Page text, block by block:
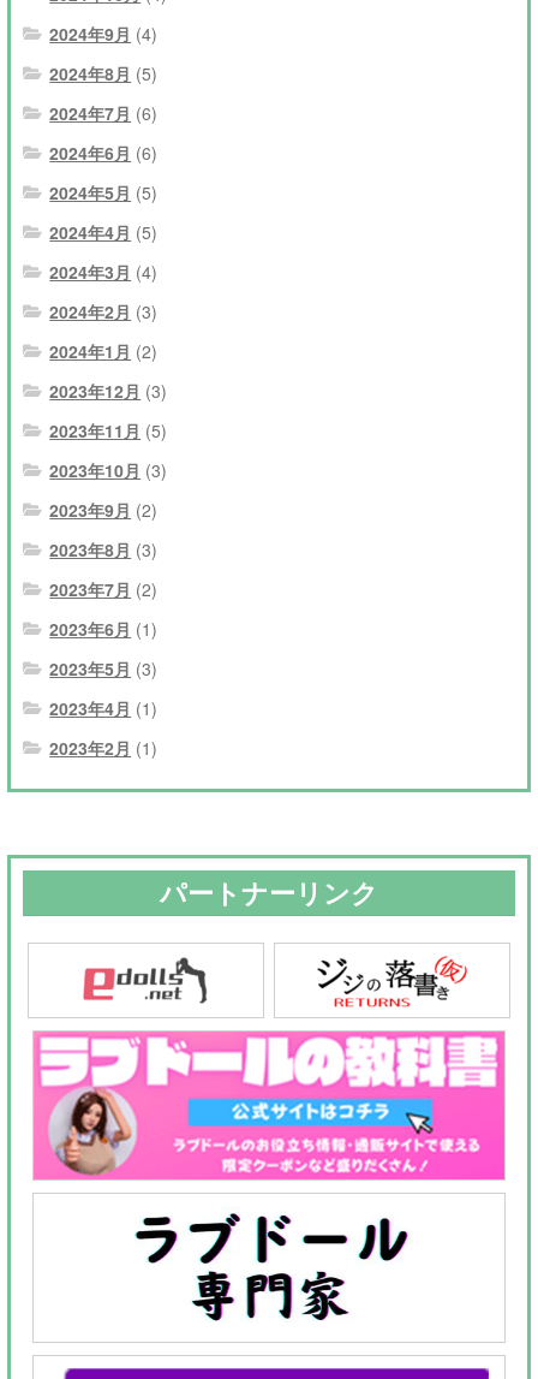
2024年9月 (4)
2024年8月 (5)
2024年7月 (6)
2024年6月 (6)
2024年5月 (5)
2024年4月 (5)
2024年3月 (4)
2024年2月 (3)
2024年1月 (2)
2023年12月 (3)
2023年11月 (5)
2023年10月 (3)
2023年9月 (2)
2023年8月 (3)
2023年7月 (2)
2023年6月 (1)
2023年5月 (3)
2023年4月 (1)
2023年2月 (1)
パートナーリンク